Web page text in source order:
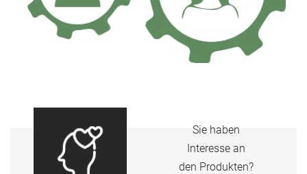
Sie haben
Interesse an
den Produkten?